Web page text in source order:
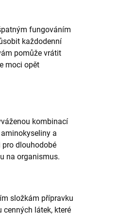
fungováním
každodenní
pomůže vrátit
moci opět
kombinací
a
dlouhodobé
na organismus.
složkám přípravku
látek, které